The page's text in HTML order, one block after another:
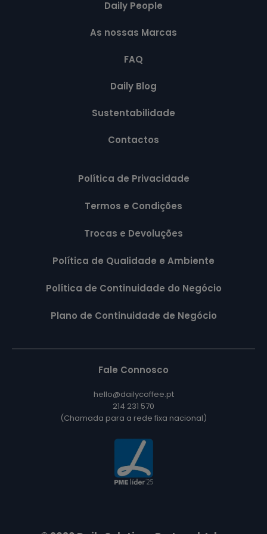
Daily People
As nossas Marcas
FAQ
Daily Blog
Sustentabilidade
Contactos
Política de Privacidade
Termos e Condições
Trocas e Devoluções
Política de Qualidade e Ambiente
Política de Continuidade do Negócio
Plano de Continuidade de Negócio
Fale Connosco
hello@dailycoffee.pt
214 231 570
(Chamada para a rede fixa nacional)